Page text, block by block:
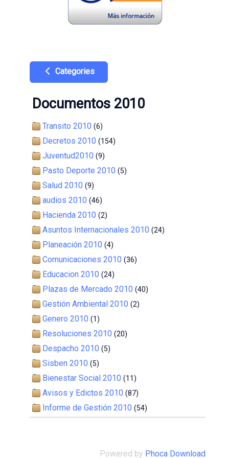
Categories
Documentos 2010
Transito 2010 (6)
Decretos 2010 (154)
Juventud2010 (9)
Pasto Deporte 2010 (5)
Salud 2010 (9)
audios 2010 (46)
Hacienda 2010 (2)
Asuntos Internacionales 2010 (24)
Planeación 2010 (4)
Comunicaciones 2010 (36)
Educacion 2010 (24)
Plazas de Mercado 2010 (40)
Gestión Ambiental 2010 (2)
Genero 2010 (1)
Resoluciones 2010 (20)
Despacho 2010 (5)
Sisben 2010 (5)
Bienestar Social 2010 (11)
Avisos y Edictos 2010 (87)
Informe de Gestión 2010 (54)
Powered by Phoca Download